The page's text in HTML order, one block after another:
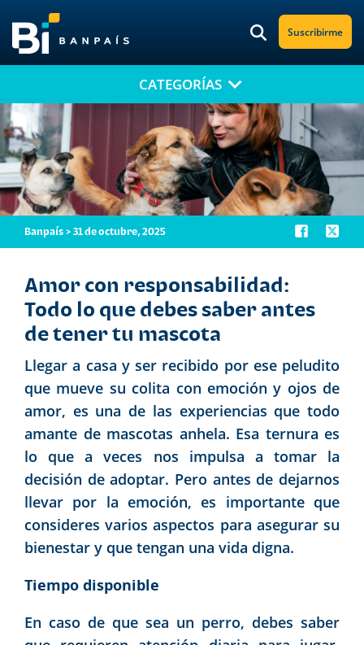
Suscribirme
¡No te pierdas nuestro nuevo contenido!
Suscríbete a nuestro blog y recibe mensualmente en tu correo
electrónico, las noticias más relevantes.
CATEGORÍAS
Banpaís > 31 de octubre, 2025
Amor con responsabilidad:
Todo lo que debes saber antes
de tener tu mascota
Llegar a casa y ser recibido por ese peludito
que mueve su colita con emoción y ojos de
amor, es una de las experiencias que todo
amante de mascotas anhela. Esa ternura es
lo que a veces nos impulsa a tomar la
decisión de adoptar. Pero antes de dejarnos
llevar por la emoción, es importante que
consideres varios aspectos para asegurar su
bienestar y que tengan una vida digna.
Tiempo disponible
En caso de que sea un perro, debes saber